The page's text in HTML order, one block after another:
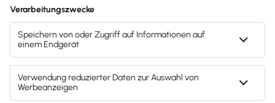
wir auf diesem Portal, wann immer möglich, genderneutrale
Bezeichnungen. Daneben weichen wir auf das generische Maskulinum
aus. Hiermit sind ausdrücklich alle Geschlechter (m/w/d) mitgemeint.
Diese Vorgehensweise hat lediglich redaktionelle Gründe und
beinhaltet keinerlei Wertung.